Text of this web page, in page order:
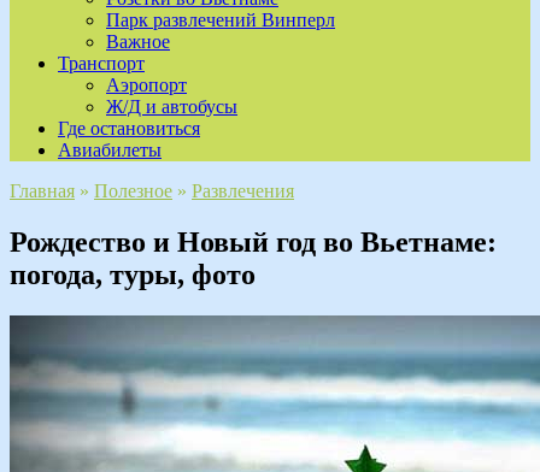
Парк развлечений Винперл
Важное
Транспорт
Аэропорт
Ж/Д и автобусы
Где остановиться
Авиабилеты
Главная » Полезное » Развлечения
Рождество и Новый год во Вьетнаме:
погода, туры, фото